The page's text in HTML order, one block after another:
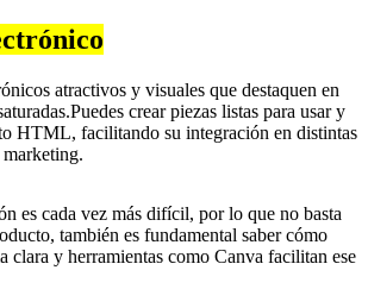
atractivos y visuales que destaquen en
crear piezas listas para usar y
HTML, facilitando su integración en distintas
es cada vez más difícil, por lo que no basta
también es fundamental saber cómo
clara y herramientas como Canva facilitan ese